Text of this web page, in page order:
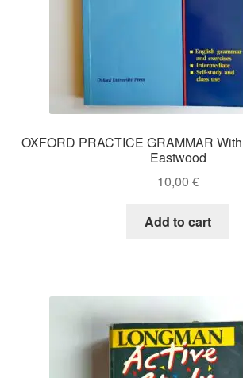
OXFORD PRACTICE GRAMMAR
Eastwood
10,00 €
Add to cart